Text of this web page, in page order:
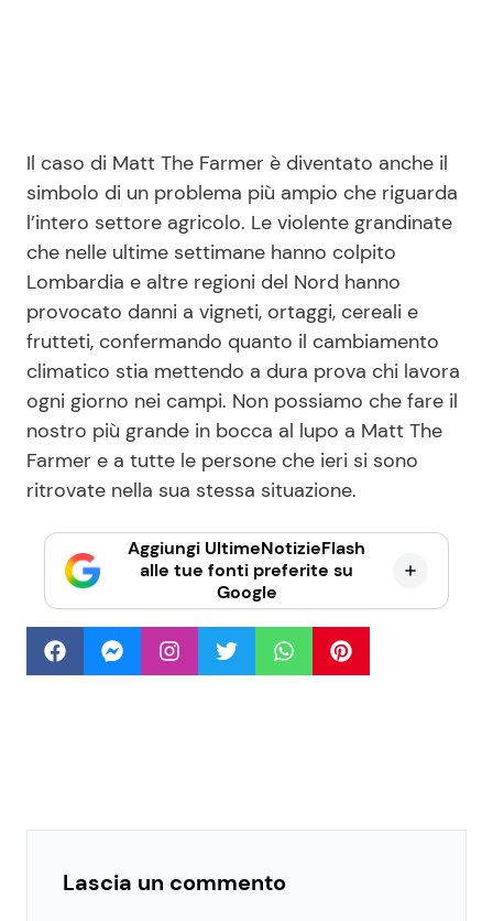
Il caso di Matt The Farmer è diventato anche il
simbolo di un problema più ampio che riguarda
l’intero settore agricolo. Le violente grandinate
che nelle ultime settimane hanno colpito
Lombardia e altre regioni del Nord hanno
provocato danni a vigneti, ortaggi, cereali e
frutteti, confermando quanto il cambiamento
climatico stia mettendo a dura prova chi lavora
ogni giorno nei campi. Non possiamo che fare il
nostro più grande in bocca al lupo a Matt The
Farmer e a tutte le persone che ieri si sono
ritrovate nella sua stessa situazione.
Aggiungi UltimeNotizieFlash
alle tue fonti preferite su
Google
Lascia un commento